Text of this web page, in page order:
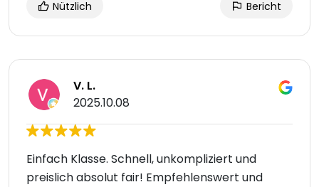
Nützlich Bericht
V. L.
2025.10.08
Einfach Klasse. Schnell, unkompliziert und
preislich absolut fair! Empfehlenswert und